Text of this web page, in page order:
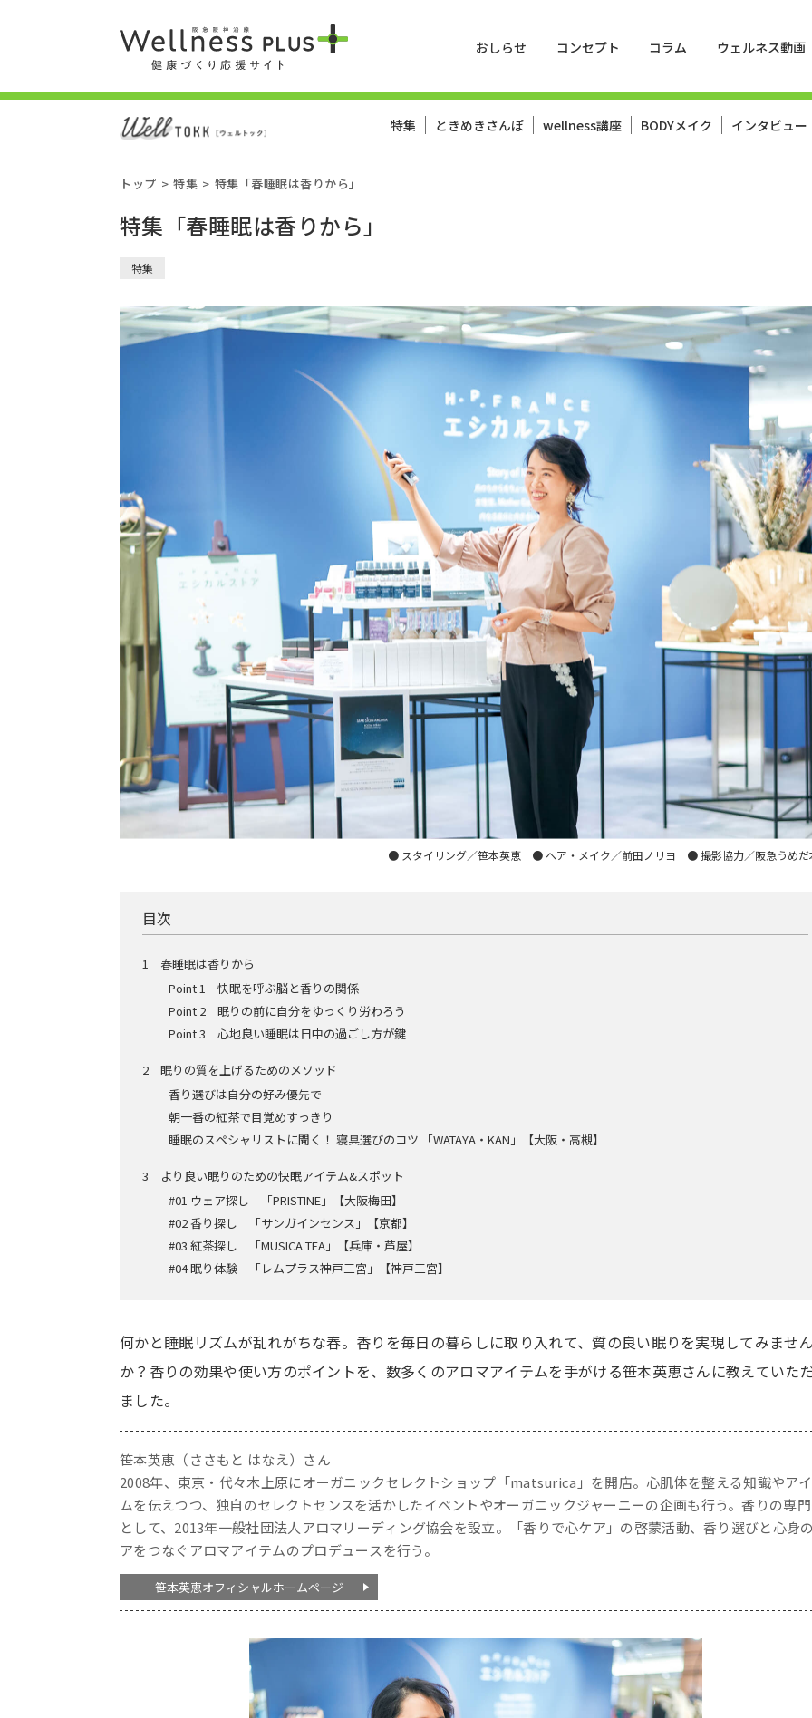
おしらせ コンセプト コラム ウェルネス動画
特集 ときめきさんぽ wellness講座 BODYメイク インタビュー
トップ 特集 特集「春睡眠は香りから」
特集「春睡眠は香りから」
特集
● スタイリング／笹本英恵 ● ヘア・メイク／前田ノリヨ ● 撮影協力／阪急うめだ
目次
1 春睡眠は香りから
Point 1 快眠を呼ぶ脳と香りの関係
Point 2 眠りの前に自分をゆっくり労わろう
Point 3 心地良い睡眠は日中の過ごし方が鍵
2 眠りの質を上げるためのメソッド
香り選びは自分の好み優先で
朝一番の紅茶で目覚めすっきり
睡眠のスペシャリストに聞く！ 寝具選びのコツ 「WATAYA・KAN」【大阪・高槻】
3 より良い眠りのための快眠アイテム&スポット
#01 ウェア探し 「PRISTINE」【大阪梅田】
#02 香り探し 「サンガインセンス」【京都】
#03 紅茶探し 「MUSICA TEA」【兵庫・芦屋】
#04 眠り体験 「レムプラス神戸三宮」【神戸三宮】
何かと睡眠リズムが乱れがちな春。香りを毎日の暮らしに取り入れて、質の良い眠りを実現してみません
か？香りの効果や使い方のポイントを、数多くのアロマアイテムを手がける笹本英恵さんに教えていた
ました。
笹本英恵（ささもと はなえ）さん
2008年、東京・代々木上原にオーガニックセレクトショップ「matsurica」を開店。心肌体を整える知識やア
ムを伝えつつ、独自のセレクトセンスを活かしたイベントやオーガニックジャーニーの企画も行う。香りの専
として、2013年一般社団法人アロマリーディング協会を設立。「香りで心ケア」の啓蒙活動、香り選びと心身
アをつなぐアロマアイテムのプロデュースを行う。
笹本英恵オフィシャルホームページ